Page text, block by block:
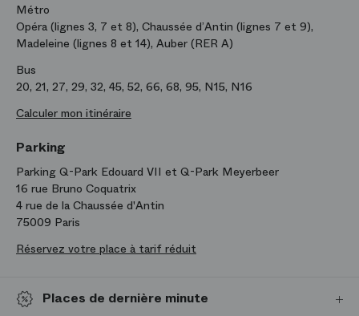
Métro
Opéra (lignes 3, 7 et 8), Chaussée d’Antin (lignes 7 et 9),
Madeleine (lignes 8 et 14), Auber (RER A)
Bus
20, 21, 27, 29, 32, 45, 52, 66, 68, 95, N15, N16
Calculer mon itinéraire
Parking
Parking Q-Park Edouard VII et Q-Park Meyerbeer
16 rue Bruno Coquatrix
4 rue de la Chaussée d'Antin
75009 Paris
Réservez votre place à tarif réduit
Places de dernière minute